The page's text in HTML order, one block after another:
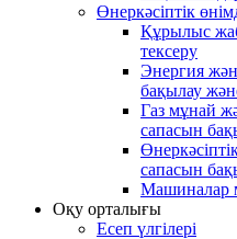
Өнеркәсіптік
Құрылыс
тексеру
Энергия
бақылау
Газ мұнай
сапасын
сапасын
Машиналар
Оқу орталығы
Есеп үлгілері